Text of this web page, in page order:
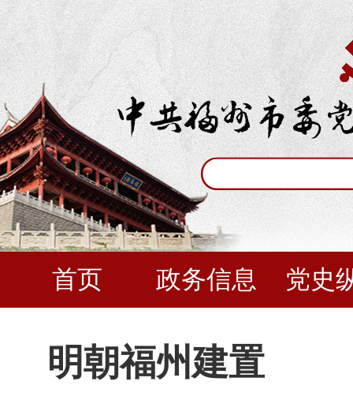
首页 政务信息 党史
明朝福州建置